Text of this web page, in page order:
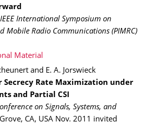
International Symposium on
Mobile Radio Communications (PIMRC)
Material
and E. A. Jorswieck
Secrecy Rate Maximization under
and Partial CSI
on Signals, Systems, and
CA, USA Nov. 2011 invited